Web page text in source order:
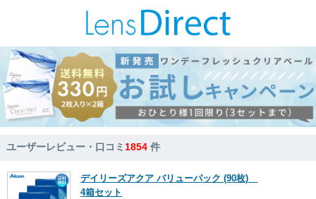
ユーザーレビュー・口コミ1854 件
デイリーズアクア バリューパック (90枚)
4箱セット